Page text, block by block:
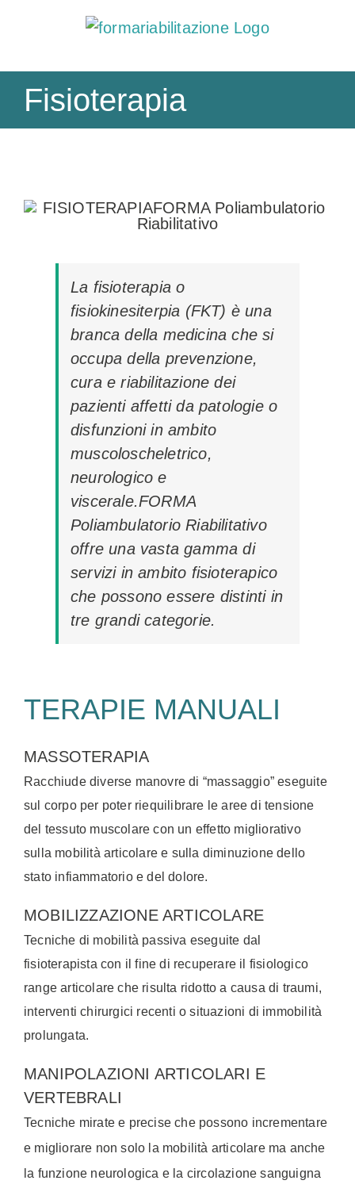
Fisioterapia
La fisioterapia o
fisiokinesiterpia (FKT) è una
branca della medicina che si
occupa della prevenzione,
cura e riabilitazione dei
pazienti affetti da patologie o
disfunzioni in ambito
muscoloscheletrico,
neurologico e
viscerale.FORMA
Poliambulatorio Riabilitativo
offre una vasta gamma di
servizi in ambito fisioterapico
che possono essere distinti in
tre grandi categorie.
TERAPIE MANUALI
MASSOTERAPIA
Racchiude diverse manovre di “massaggio” eseguite
sul corpo per poter riequilibrare le aree di tensione
del tessuto muscolare con un effetto migliorativo
sulla mobilità articolare e sulla diminuzione dello
stato infiammatorio e del dolore.
MOBILIZZAZIONE ARTICOLARE
Tecniche di mobilità passiva eseguite dal
fisioterapista con il fine di recuperare il fisiologico
range articolare che risulta ridotto a causa di traumi,
interventi chirurgici recenti o situazioni di immobilità
prolungata.
MANIPOLAZIONI ARTICOLARI E
VERTEBRALI
Tecniche mirate e precise che possono incrementare
e migliorare non solo la mobilità articolare ma anche
la funzione neurologica e la circolazione sanguigna